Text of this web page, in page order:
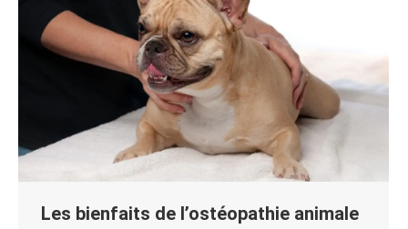
Les bienfaits de l’ostéopathie animale